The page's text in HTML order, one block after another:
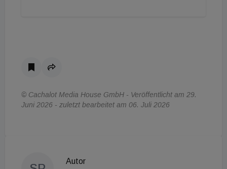
© Cachalot Media House GmbH - Veröffentlicht am 29.
Juni 2026 - zuletzt bearbeitet am 06. Juli 2026
Autor